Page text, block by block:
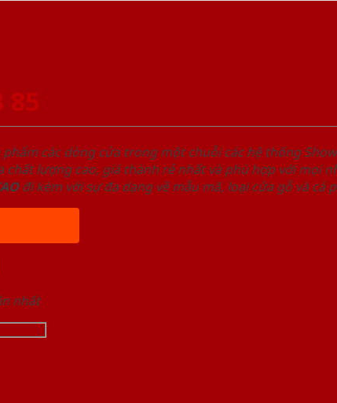
85
các dòng cửa trong một chuỗi các hệ thống
lượng cao, giá thành rẻ nhất và phù hợp với mọi
đi kèm với sự đa dạng về mẫu mã, loại cửa gỗ và cả
nhất